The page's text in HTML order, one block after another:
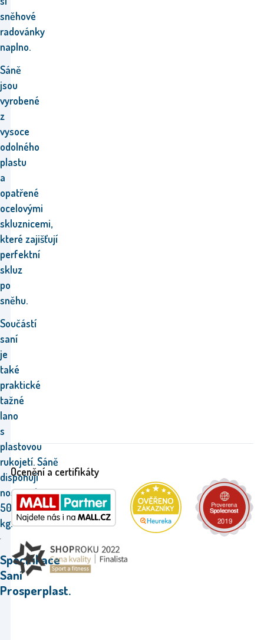
sněhové
radovánky
naplno.
Sáně
jsou
vyrobené
z
vysoce
odolného
plastu
a
opatřené
ocelovými
skluznicemi,
které zajišťují
perfektní
skluz
po
sněhu.
Součástí
saní
je
také
praktické
tažné
lano
s
plastovou
rukojetí. Sáně
disponují
nosností
50
kg.
Specifikace
Saní
Prosperplast.
Ocenění a certifikáty